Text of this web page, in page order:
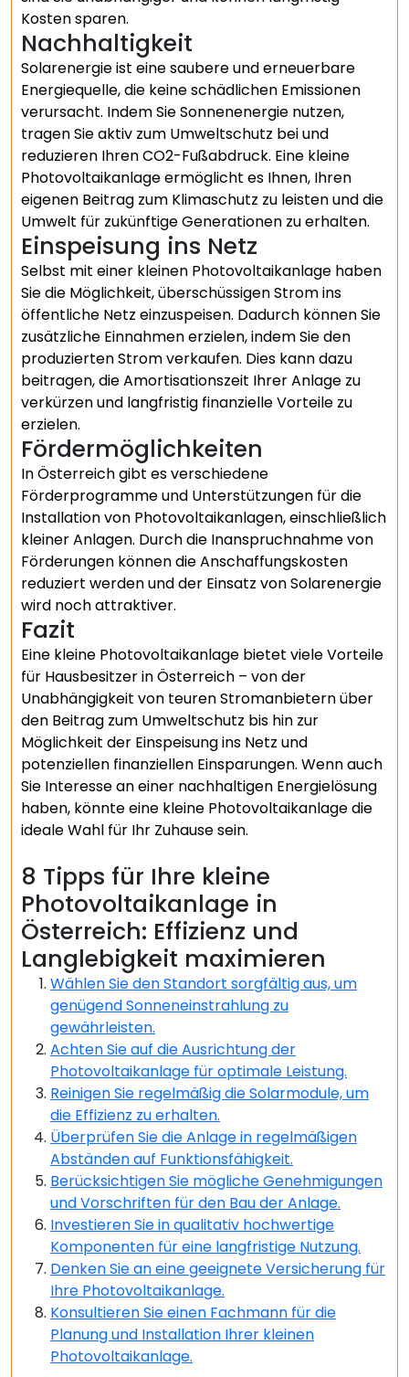
Kosten sparen.
Nachhaltigkeit
Solarenergie ist eine saubere und erneuerbare
Energiequelle, die keine schädlichen Emissionen
verursacht. Indem Sie Sonnenenergie nutzen,
tragen Sie aktiv zum Umweltschutz bei und
reduzieren Ihren CO2-Fußabdruck. Eine kleine
Photovoltaikanlage ermöglicht es Ihnen, Ihren
eigenen Beitrag zum Klimaschutz zu leisten und die
Umwelt für zukünftige Generationen zu erhalten.
Einspeisung ins Netz
Selbst mit einer kleinen Photovoltaikanlage haben
Sie die Möglichkeit, überschüssigen Strom ins
öffentliche Netz einzuspeisen. Dadurch können Sie
zusätzliche Einnahmen erzielen, indem Sie den
produzierten Strom verkaufen. Dies kann dazu
beitragen, die Amortisationszeit Ihrer Anlage zu
verkürzen und langfristig finanzielle Vorteile zu
erzielen.
Fördermöglichkeiten
In Österreich gibt es verschiedene
Förderprogramme und Unterstützungen für die
Installation von Photovoltaikanlagen, einschließlich
kleiner Anlagen. Durch die Inanspruchnahme von
Förderungen können die Anschaffungskosten
reduziert werden und der Einsatz von Solarenergie
wird noch attraktiver.
Fazit
Eine kleine Photovoltaikanlage bietet viele Vorteile
für Hausbesitzer in Österreich – von der
Unabhängigkeit von teuren Stromanbietern über
den Beitrag zum Umweltschutz bis hin zur
Möglichkeit der Einspeisung ins Netz und
potenziellen finanziellen Einsparungen. Wenn auch
Sie Interesse an einer nachhaltigen Energielösung
haben, könnte eine kleine Photovoltaikanlage die
ideale Wahl für Ihr Zuhause sein.
8 Tipps für Ihre kleine
Photovoltaikanlage in
Österreich: Effizienz und
Langlebigkeit maximieren
Wählen Sie den Standort sorgfältig aus, um
genügend Sonneneinstrahlung zu
gewährleisten.
Achten Sie auf die Ausrichtung der
Photovoltaikanlage für optimale Leistung.
Reinigen Sie regelmäßig die Solarmodule, um
die Effizienz zu erhalten.
Überprüfen Sie die Anlage in regelmäßigen
Abständen auf Funktionsfähigkeit.
Berücksichtigen Sie mögliche Genehmigungen
und Vorschriften für den Bau der Anlage.
Investieren Sie in qualitativ hochwertige
Komponenten für eine langfristige Nutzung.
Denken Sie an eine geeignete Versicherung für
Ihre Photovoltaikanlage.
Konsultieren Sie einen Fachmann für die
Planung und Installation Ihrer kleinen
Photovoltaikanlage.